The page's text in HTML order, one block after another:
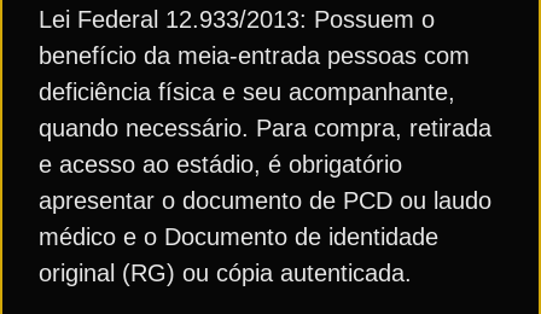
Lei Federal 12.933/2013: Possuem o
benefício da meia-entrada pessoas com
deficiência física e seu acompanhante,
quando necessário. Para compra, retirada
e acesso ao estádio, é obrigatório
apresentar o documento de PCD ou laudo
médico e o Documento de identidade
original (RG) ou cópia autenticada.